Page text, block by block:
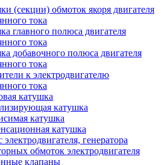
(секции) обмоток якоря двигателя
тока
главного полюса двигателя
тока
добавочного полюса двигателя
тока
к электродвигателю
тока
катушка
катушка
катушка
катушка
генератора
обмоток электродвигателя
клапаны